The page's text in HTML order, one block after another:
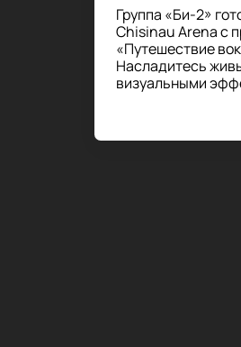
Группа «Би-2»
Chisinau Arena с
«Путешествие
Насладитесь
визуальными